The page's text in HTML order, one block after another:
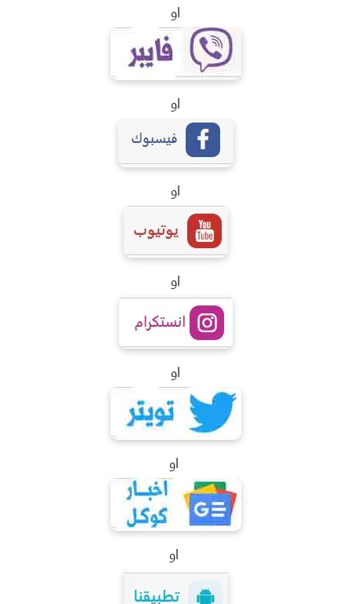
او
او
او
او
او
او
او